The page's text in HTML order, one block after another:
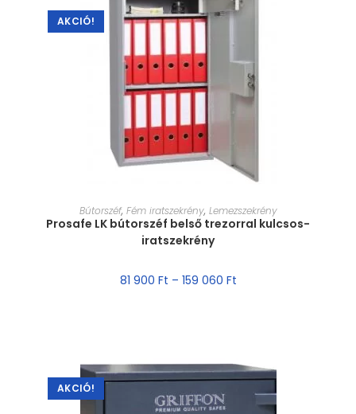
AKCIÓ!
MÉRET VÁLASZTÁSA
Bútorszéf, Fém iratszekrény, Lemezszekrény
Prosafe LK bútorszéf belső trezorral kulcsos-
iratszekrény
81 900 Ft – 159 060 Ft
AKCIÓ!